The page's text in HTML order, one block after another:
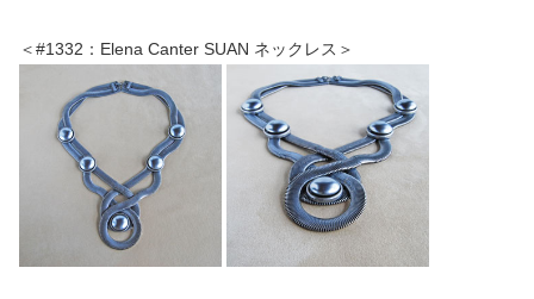
＜#1332：Elena Canter SUAN ネックレス＞